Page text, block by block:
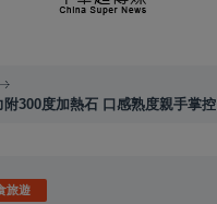
300度加熱石 口感熟度親手掌控
旅遊